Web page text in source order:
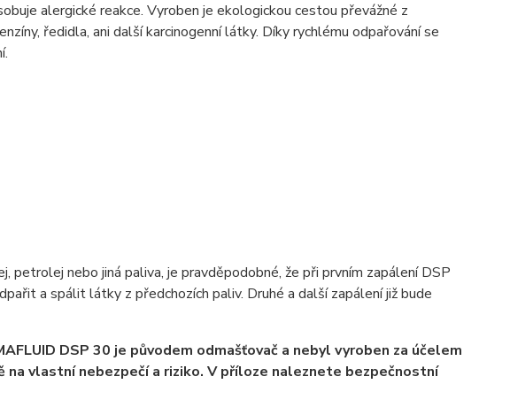
alergické reakce. Vyroben je ekologickou cestou převážné z
ředidla, ani další karcinogenní látky. Díky rychlému odpařování se
nebo jiná paliva, je pravděpodobné, že při prvním zapálení DSP
a spálit látky z předchozích paliv. Druhé a další zapálení již bude
DSP 30 je původem odmašťovač a nebyl vyroben za účelem
vlastní nebezpečí a riziko. V příloze naleznete bezpečnostní